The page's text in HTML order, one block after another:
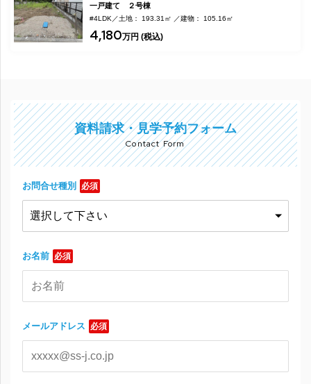
一戸建て ２号棟
#4LDK 土地： 193.31㎡ 建物： 105.16㎡
4,180万円 (税込)
資料請求・見学予約フォーム
Contact Form
お問合せ種別 必須
お名前 必須
メールアドレス 必須